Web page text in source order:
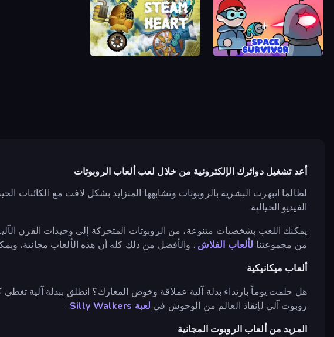
Space Survivor
Steam Heart
أعد تشغيل دوائرك الإلكترونية من خلال لعب ألعاب الروبوتات
لطالما انبهرت البشرية بالروبوتات وتشابهها المتزايد بشكل لافت مع
الفيديو الخيالية.
يمكنك اللعب بشخصيات متنوعة، من الروبوتات المتحركة إلى وحيدات القرن
من مجموعتنا لألعاب الفلاش . والأفضل من ذلك كله أن هذه الألعاب مجانية،
ألعاب ميكانيكية
هل حلمت يوماً بارتداء بدلة آلية عملاقة وخوض المعارك؟ انطلق ببدلة آلية
روبوت آلي لإنقاذ العالم من الوحوش في لعبة Silly Walkers
.
المزيد من ألعاب الروبوت المجانية